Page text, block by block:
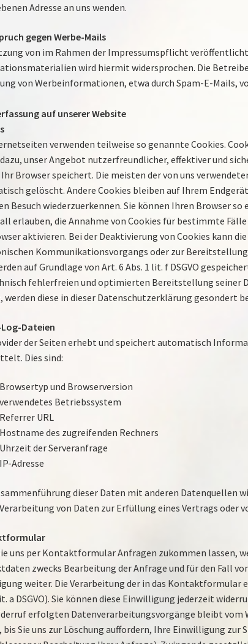
Adresse an uns wenden.
gegen Werbe-Mails
von im Rahmen der Impressumspflicht
wird hiermit widersprochen. Die
von Werbeinformationen, etwa durch Spam-E-Mails,
auf unserer Website
verwenden teilweise so genannte Cookies.
unser Angebot nutzerfreundlicher, effektiver und
Browser speichert. Die meisten der von uns
gelöscht. Andere Cookies bleiben auf Ihrem
Besuch wiederzuerkennen. Sie können Ihren Browser
erlauben, die Annahme von Cookies für bestimmte
aktivieren. Bei der Deaktivierung von Cookies kann
Kommunikationsvorgangs oder zur
auf Grundlage von Art. 6 Abs. 1 lit. f DSGVO
fehlerfreien und optimierten Bereitstellung seiner
werden diese in dieser Datenschutzerklärung gesondert
Dateien
der Seiten erhebt und speichert automatisch
Dies sind:
Browsertyp und Browserversion
verwendetes Betriebssystem
Referrer URL
Hostname des zugreifenden Rechners
Uhrzeit der Serveranfrage
IP-Adresse
dieser Daten mit anderen Datenquellen
von Daten zur Erfüllung eines Vertrags
uns per Kontaktformular Anfragen zukommen lassen,
zwecks Bearbeitung der Anfrage und für den Fall
weiter. Die Verarbeitung der in das
a DSGVO). Sie können diese Einwilligung jederzeit
erfolgten Datenverarbeitungsvorgänge bleibt
bis Sie uns zur Löschung auffordern, Ihre Einwilligung